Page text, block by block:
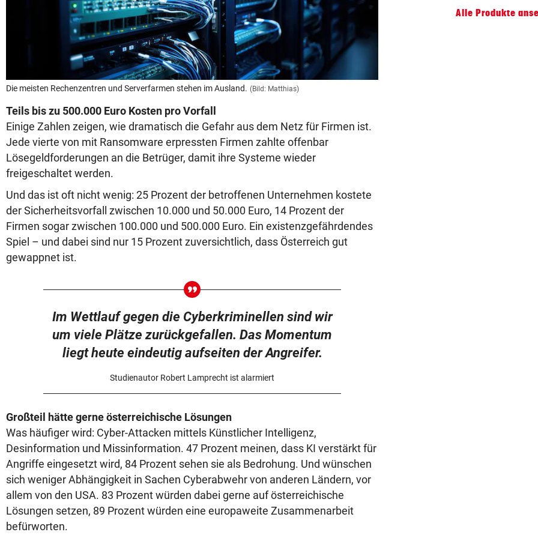
Die meisten Rechenzentren und Serverfarmen stehen im Ausland. (Bild: Matthias)
Teils bis zu 500.000 Euro Kosten pro Vorfall
Einige Zahlen zeigen, wie dramatisch die Gefahr aus dem Netz für Firmen ist.
Jede vierte von mit Ransomware erpressten Firmen zahlte offenbar
Lösegeldforderungen an die Betrüger, damit ihre Systeme wieder
freigeschaltet werden.
Und das ist oft nicht wenig: 25 Prozent der betroffenen Unternehmen kostete
der Sicherheitsvorfall zwischen 10.000 und 50.000 Euro, 14 Prozent der
Firmen sogar zwischen 100.000 und 500.000 Euro. Ein existenzgefährdendes
Spiel – und dabei sind nur 15 Prozent zuversichtlich, dass Österreich gut
gewappnet ist.
Im Wettlauf gegen die Cyberkriminellen sind wir
um viele Plätze zurückgefallen. Das Momentum
liegt heute eindeutig aufseiten der Angreifer.
Studienautor Robert Lamprecht ist alarmiert
Großteil hätte gerne österreichische Lösungen
Was häufiger wird: Cyber-Attacken mittels Künstlicher Intelligenz,
Desinformation und Missinformation. 47 Prozent meinen, dass KI verstärkt für
Angriffe eingesetzt wird, 84 Prozent sehen sie als Bedrohung. Und wünschen
sich weniger Abhängigkeit in Sachen Cyberabwehr von anderen Ländern, vor
allem von den USA. 83 Prozent würden dabei gerne auf österreichische
Lösungen setzen, 89 Prozent würden eine europaweite Zusammenarbeit
befürworten.
Alle Produkte